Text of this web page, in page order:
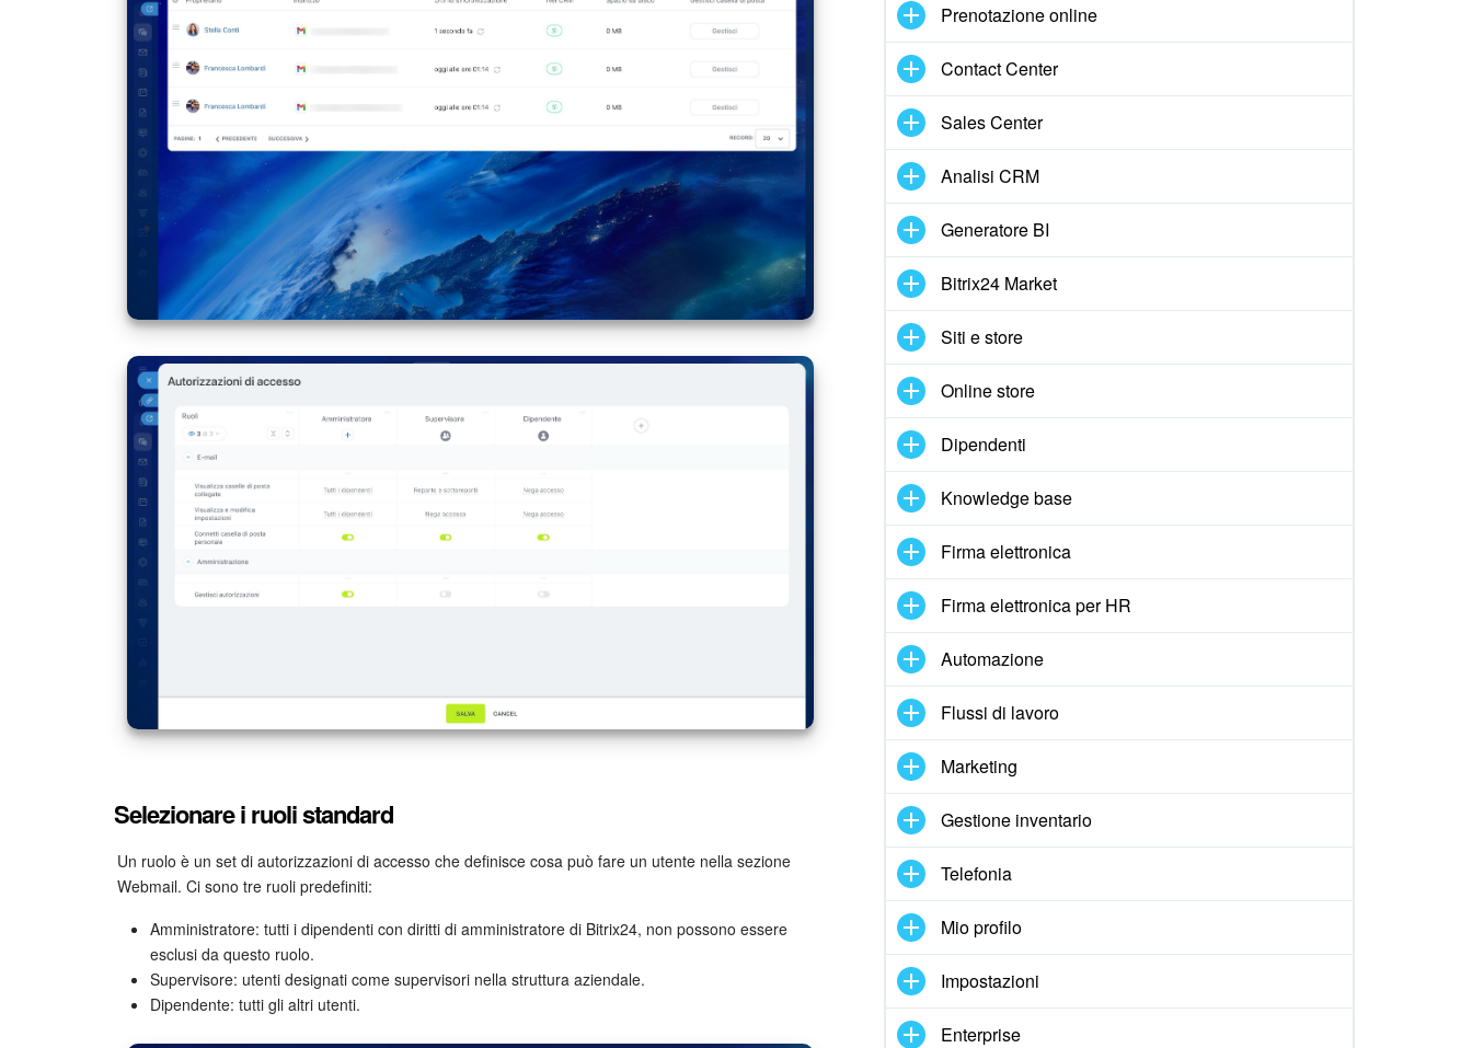
Selezionare i ruoli standard
Un ruolo è un set di autorizzazioni di accesso che definisce cosa può fare un utente nella sezione
Webmail. Ci sono tre ruoli predefiniti:
Amministratore: tutti i dipendenti con diritti di amministratore di Bitrix24, non possono essere
esclusi da questo ruolo.
Supervisore: utenti designati come supervisori nella struttura aziendale.
Dipendente: tutti gli altri utenti.
Prenotazione online
Contact Center
Sales Center
Analisi CRM
Generatore BI
Bitrix24 Market
Siti e store
Online store
Dipendenti
Knowledge base
Firma elettronica
Firma elettronica per HR
Automazione
Flussi di lavoro
Marketing
Gestione inventario
Telefonia
Mio profilo
Impostazioni
Enterprise